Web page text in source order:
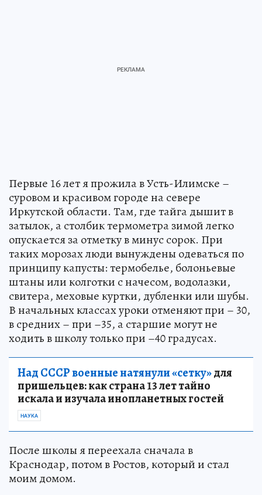
Первые 16 лет я прожила в Усть-Илимске –
суровом и красивом городе на севере
Иркутской области. Там, где тайга дышит в
затылок, а столбик термометра зимой легко
опускается за отметку в минус сорок. При
таких морозах люди вынуждены одеваться по
принципу капусты: термобелье, болоньевые
штаны или колготки с начесом, водолазки,
свитера, меховые куртки, дубленки или шубы.
В начальных классах уроки отменяют при – 30,
в средних – при –35, а старшие могут не
ходить в школу только при –40 градусах.
Над СССР военные натянули «сетку»для
пришельцев: как страна 13 лет тайно
искала и изучала инопланетных гостей
НАУКА
После школы я переехала сначала в
Краснодар, потом в Ростов, который и стал
моим домом.